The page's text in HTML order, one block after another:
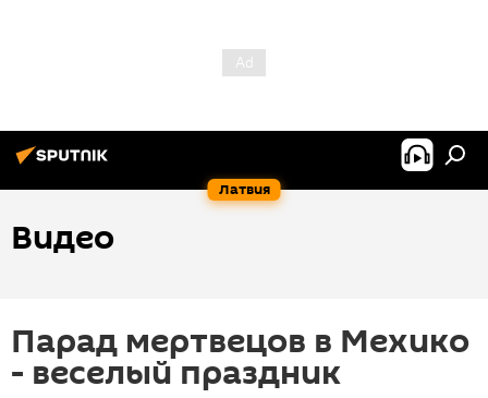
Латвия
Видео
Парад мертвецов в Мехико
- веселый праздник